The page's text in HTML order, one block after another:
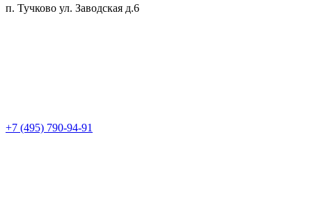
п. Тучково ул. Заводская д.6
+7 (495) 790-94-91